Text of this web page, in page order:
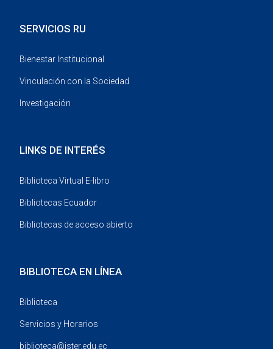
SERVICIOS RU
Bienestar Institucional
Vinculación con la Sociedad
Investigación
LINKS DE INTERÉS
Biblioteca Virtual E-libro
Bibliotecas Ecuador
Bibliotecas de acceso abierto
BIBLIOTECA EN LÍNEA
Biblioteca
Servicios y Horarios
biblioteca@ister.edu.ec